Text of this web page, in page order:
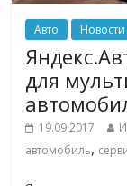
Авто Новости
для
19.09.2017
автомобиль,